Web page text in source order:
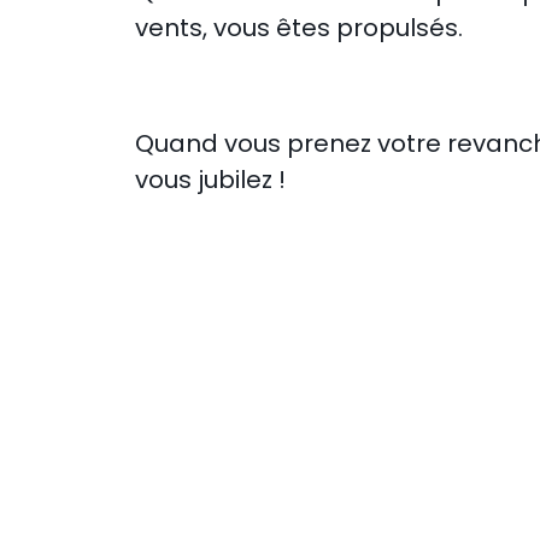
vents, vous êtes propulsés.
Quand vous prenez votre
vous jubilez !